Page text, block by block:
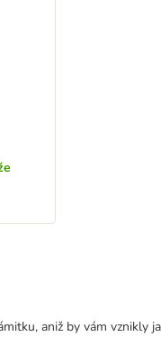
aniž by vám vznikly